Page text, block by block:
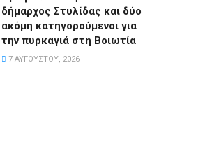
δήμαρχος Στυλίδας και δύο
ακόμη κατηγορούμενοι για
την πυρκαγιά στη Βοιωτία
7 ΑΥΓΟΎΣΤΟΥ, 2026